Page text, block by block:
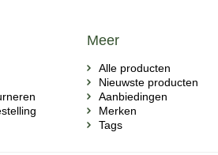
Meer
Alle producten
Nieuwste producten
Aanbiedingen
Merken
Tags